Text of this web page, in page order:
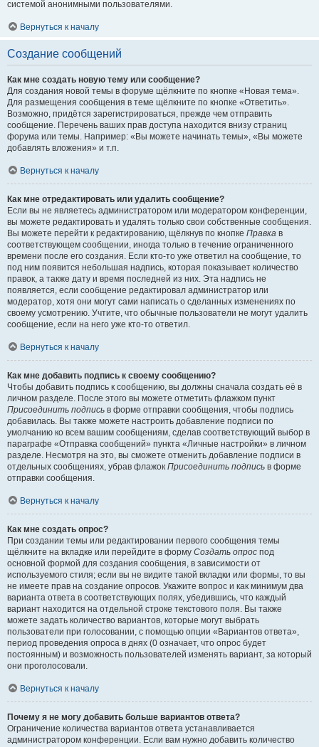
системой анонимными пользователями.
Вернуться к началу
Создание сообщений
Как мне создать новую тему или сообщение?
Для создания новой темы в форуме щёлкните по кнопке «Новая тема».
Для размещения сообщения в теме щёлкните по кнопке «Ответить».
Возможно, придётся зарегистрироваться, прежде чем отправить
сообщение. Перечень ваших прав доступа находится внизу страниц
форума или темы. Например: «Вы можете начинать темы», «Вы можете
добавлять вложения» и т.п.
Вернуться к началу
Как мне отредактировать или удалить сообщение?
Если вы не являетесь администратором или модератором конференции,
вы можете редактировать и удалять только свои собственные сообщения.
Вы можете перейти к редактированию, щёлкнув по кнопке Правка в
соответствующем сообщении, иногда только в течение ограниченного
времени после его создания. Если кто-то уже ответил на сообщение, то
под ним появится небольшая надпись, которая показывает количество
правок, а также дату и время последней из них. Эта надпись не
появляется, если сообщение редактировал администратор или
модератор, хотя они могут сами написать о сделанных изменениях по
своему усмотрению. Учтите, что обычные пользователи не могут удалить
сообщение, если на него уже кто-то ответил.
Вернуться к началу
Как мне добавить подпись к своему сообщению?
Чтобы добавить подпись к сообщению, вы должны сначала создать её в
личном разделе. После этого вы можете отметить флажком пункт
Присоединить подпись в форме отправки сообщения, чтобы подпись
добавилась. Вы также можете настроить добавление подписи по
умолчанию ко всем вашим сообщениям, сделав соответствующий выбор в
параграфе «Отправка сообщений» пункта «Личные настройки» в личном
разделе. Несмотря на это, вы сможете отменить добавление подписи в
отдельных сообщениях, убрав флажок Присоединить подпись в форме
отправки сообщения.
Вернуться к началу
Как мне создать опрос?
При создании темы или редактировании первого сообщения темы
щёлкните на вкладке или перейдите в форму Создать опрос под
основной формой для создания сообщения, в зависимости от
используемого стиля; если вы не видите такой вкладки или формы, то вы
не имеете прав на создание опросов. Укажите вопрос и как минимум два
варианта ответа в соответствующих полях, убедившись, что каждый
вариант находится на отдельной строке текстового поля. Вы также
можете задать количество вариантов, которые могут выбрать
пользователи при голосовании, с помощью опции «Вариантов ответа»,
период проведения опроса в днях (0 означает, что опрос будет
постоянным) и возможность пользователей изменять вариант, за который
они проголосовали.
Вернуться к началу
Почему я не могу добавить больше вариантов ответа?
Ограничение количества вариантов ответа устанавливается
администратором конференции. Если вам нужно добавить количество